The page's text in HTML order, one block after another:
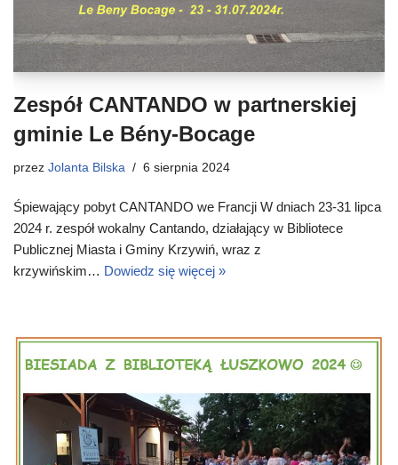
Zespół CANTANDO w partnerskiej
gminie Le Bény-Bocage
przez Jolanta Bilska 6 sierpnia 2024
Śpiewający pobyt CANTANDO we Francji W dniach 23-31 lipca
2024 r. zespół wokalny Cantando, działający w Bibliotece
Publicznej Miasta i Gminy Krzywiń, wraz z
krzywińskim… Dowiedz się więcej »